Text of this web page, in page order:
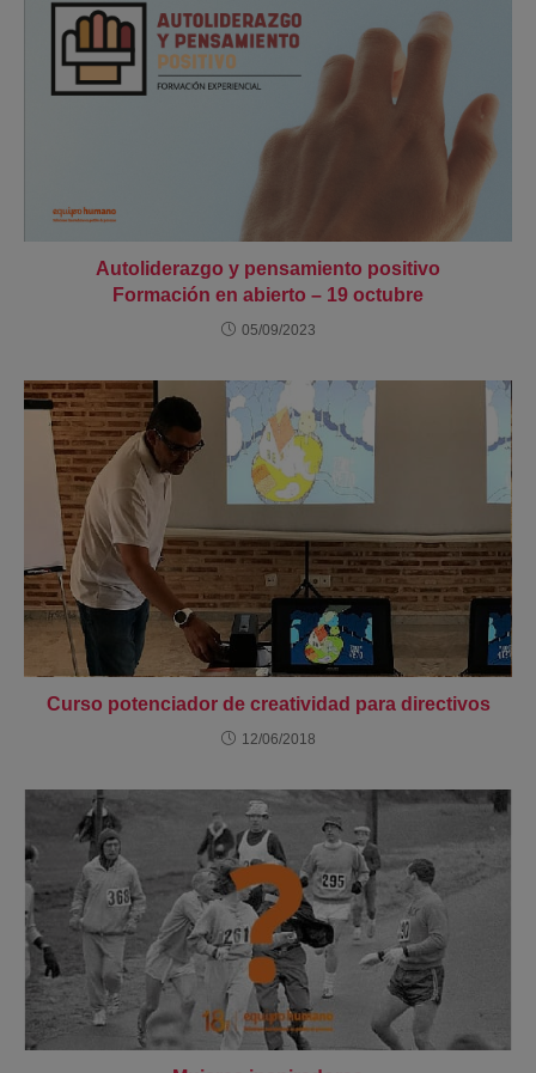
Autoliderazgo y pensamiento positivo
Formación en abierto – 19 octubre
05/09/2023
Curso potenciador de creatividad para directivos
12/06/2018